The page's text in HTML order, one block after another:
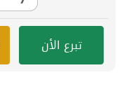
تبرع الأن